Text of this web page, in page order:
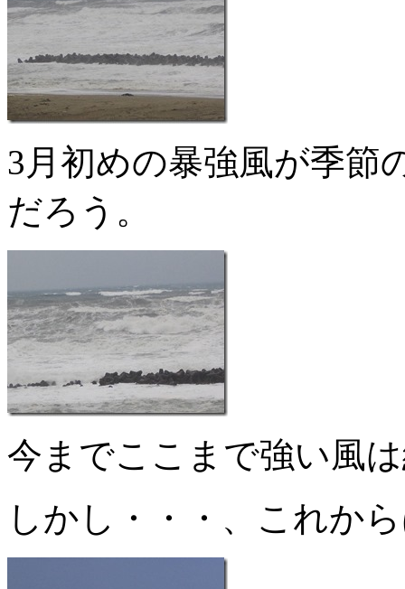
3月初めの暴強風が季節
だろう。
今までここまで強い風
しかし・・・、これか